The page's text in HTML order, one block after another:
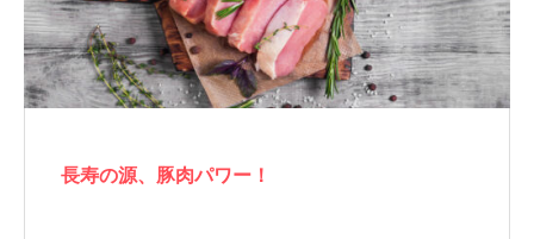
長寿の源、豚肉パワー！